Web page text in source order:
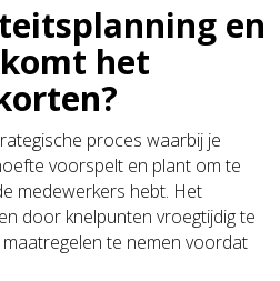
en
het
proces waarbij je
voorspelt en plant om te
medewerkers hebt. Het
door knelpunten vroegtijdig te
te nemen voordat